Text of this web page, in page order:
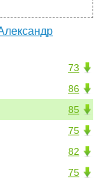
73
86
85
75
82
75